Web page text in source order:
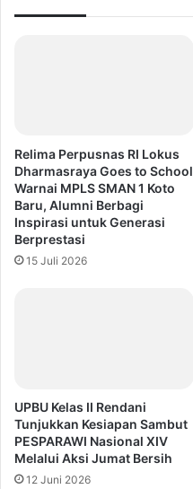
Relima Perpusnas RI Lokus
Dharmasraya Goes to School
Warnai MPLS SMAN 1 Koto
Baru, Alumni Berbagi
Inspirasi untuk Generasi
Berprestasi
15 Juli 2026
UPBU Kelas II Rendani
Tunjukkan Kesiapan Sambut
PESPARAWI Nasional XIV
Melalui Aksi Jumat Bersih
12 Juni 2026